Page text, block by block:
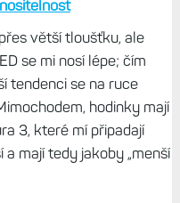
dáno právě větším
tím, že displej
více prostoru.
což jsou hodinky
těla tloušťku jen 13,2
47 mm. A navíc
co zmíněné Fénixy v